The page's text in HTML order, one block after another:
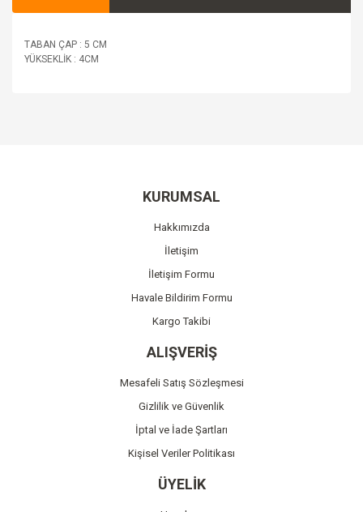
TABAN ÇAP : 5 CM
YÜKSEKLİK : 4CM
Ürün bilgilerinde hatalar bulunuyor.
Ürün fiyatı diğer sitelerden daha pahalı.
Bu ürüne benzer farklı alternatifler olmalı.
Gönder
KURUMSAL
Hakkımızda
İletişim
İletişim Formu
Havale Bildirim Formu
Kargo Takibi
ALIŞVERİŞ
Mesafeli Satış Sözleşmesi
Gizlilik ve Güvenlik
İptal ve İade Şartları
Kişisel Veriler Politikası
ÜYELİK